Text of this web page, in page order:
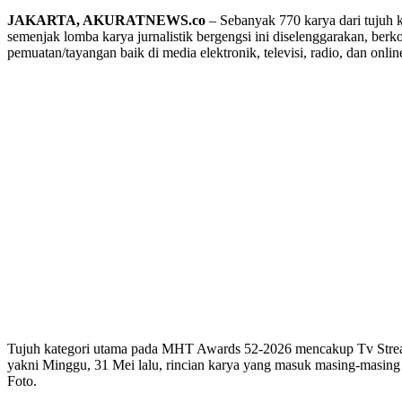
JAKARTA, AKURATNEWS.co – Sebanyak 770 karya dari tujuh
semenjak lomba karya jurnalistik bergengsi ini diselenggarakan,
pemuatan/tayangan baik di media elektronik, televisi, radio, dan
Tujuh kategori utama pada MHT Awards 52-2026 mencakup Tv
yakni Minggu, 31 Mei lalu, rincian karya yang masuk masing-
Foto.